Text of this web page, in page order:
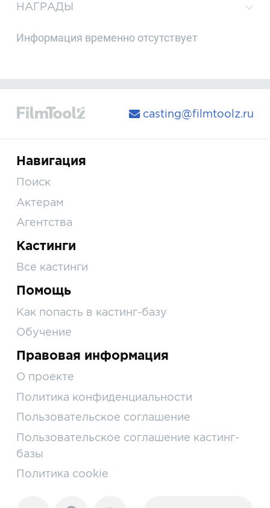
НАГРАДЫ
Информация временно отсутствует
casting@filmtoolz.ru
Навигация
Поиск
Актерам
Агентства
Кастинги
Все кастинги
Помощь
Как попасть в кастинг-базу
Обучение
Правовая информация
О проекте
Политика конфиденциальности
Пользовательское соглашение
Пользовательское соглашение кастинг-
базы
Политика cookie